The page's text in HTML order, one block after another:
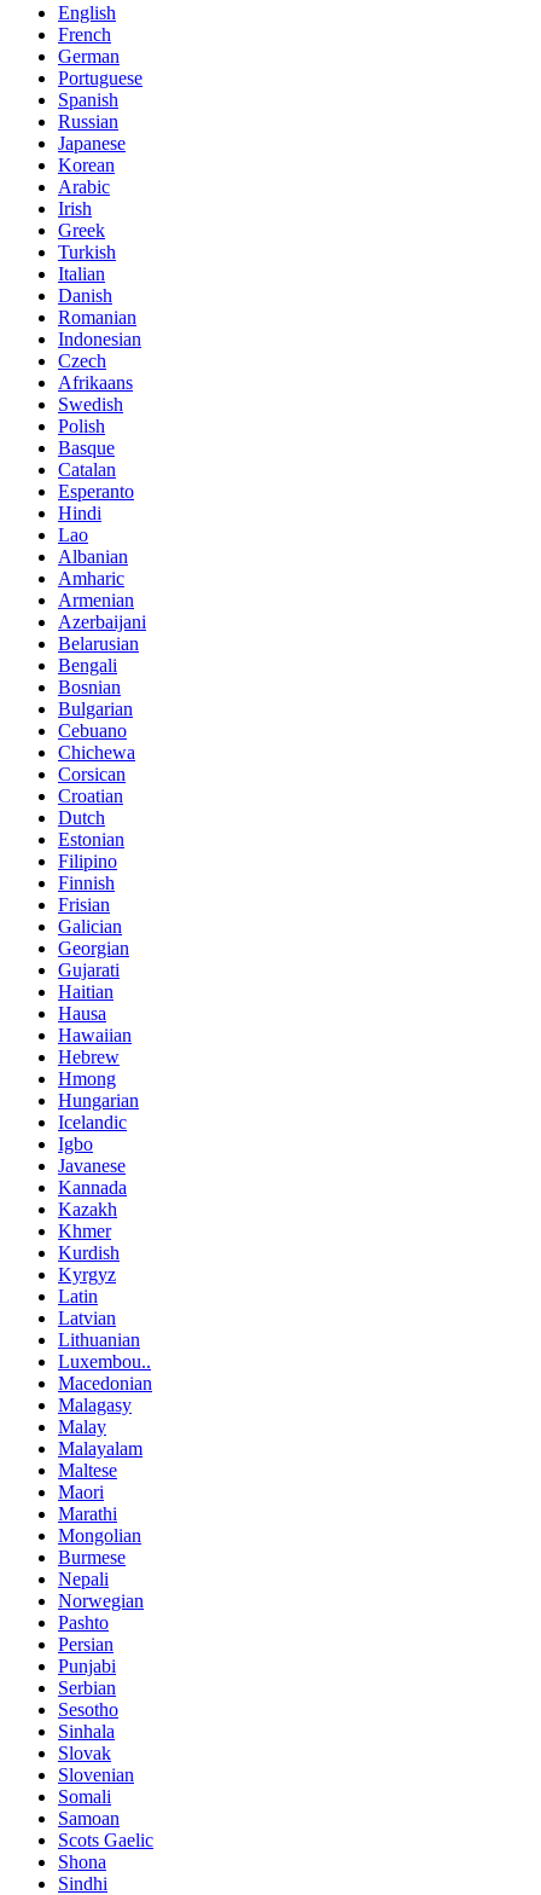
English
French
German
Portuguese
Spanish
Russian
Japanese
Korean
Arabic
Irish
Greek
Turkish
Italian
Danish
Romanian
Indonesian
Czech
Afrikaans
Swedish
Polish
Basque
Catalan
Esperanto
Hindi
Lao
Albanian
Amharic
Armenian
Azerbaijani
Belarusian
Bengali
Bosnian
Bulgarian
Cebuano
Chichewa
Corsican
Croatian
Dutch
Estonian
Filipino
Finnish
Frisian
Galician
Georgian
Gujarati
Haitian
Hausa
Hawaiian
Hebrew
Hmong
Hungarian
Icelandic
Igbo
Javanese
Kannada
Kazakh
Khmer
Kurdish
Kyrgyz
Latin
Latvian
Lithuanian
Luxembou..
Macedonian
Malagasy
Malay
Malayalam
Maltese
Maori
Marathi
Mongolian
Burmese
Nepali
Norwegian
Pashto
Persian
Punjabi
Serbian
Sesotho
Sinhala
Slovak
Slovenian
Somali
Samoan
Scots Gaelic
Shona
Sindhi